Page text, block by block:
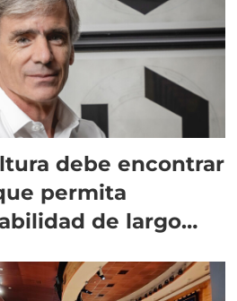
debe encontrar
permita
de largo